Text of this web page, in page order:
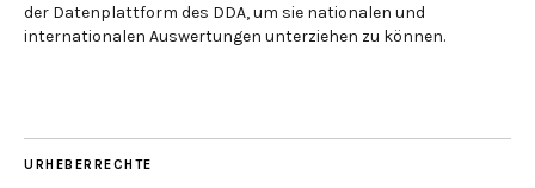
der Datenplattform des DDA, um sie nationalen und
internationalen Auswertungen unterziehen zu können.
URHEBERRECHTE